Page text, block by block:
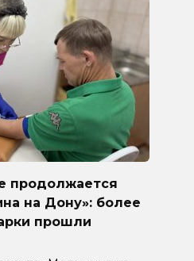
продолжается
на Дону»: более
прошли